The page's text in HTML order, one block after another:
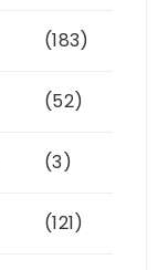
(183)
(52)
(3)
(121)